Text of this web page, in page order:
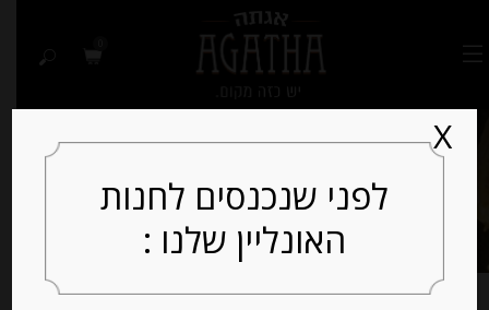
לפני שנכנסים לחנות
האונליין שלנו :
X